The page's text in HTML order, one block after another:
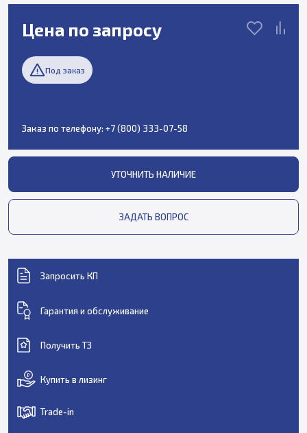
Цена по запросу
Под заказ
Заказ по телефону: +7 (800) 333-07-58
УТОЧНИТЬ НАЛИЧИЕ
ЗАДАТЬ ВОПРОС
Запросить КП
Гарантия и обслуживание
Получить ТЗ
Купить в лизинг
Trade-in